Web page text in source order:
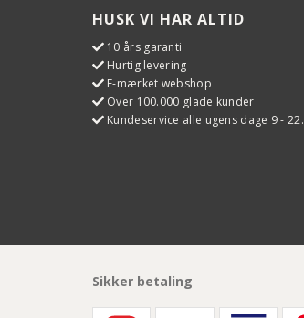
HUSK VI HAR ALTID
10 års garanti
Hurtig levering
E-mærket webshop
Over 100.000 glade kunder
Kundeservice alle ugens dage 9 - 22.
Sikker betaling